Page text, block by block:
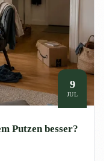
9
JUL
Putzen besser?